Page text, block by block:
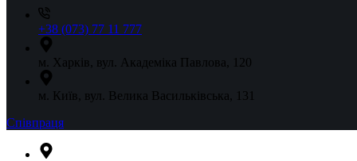
+38 (073) 77 11 777
м. Харків, вул. Академіка Павлова, 120
м. Київ, вул. Велика Васильківська, 131
Співпраця